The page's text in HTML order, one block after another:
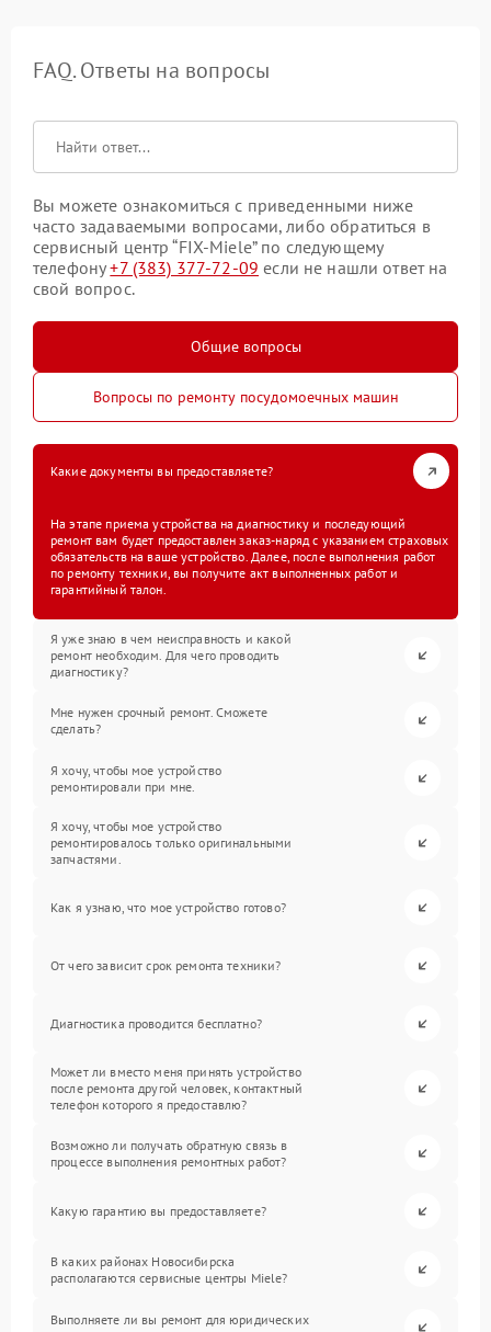
FAQ. Ответы на вопросы
Вы можете ознакомиться с приведенными ниже
часто задаваемыми вопросами, либо обратиться в
сервисный центр “FIX-Miele” по следующему
телефону+7 (383) 377-72-09 если не нашли ответ на
свой вопрос.
Общие вопросы
Вопросы по ремонту посудомоечных машин
Какие документы вы предоставляете?
На этапе приема устройства на диагностику и последующий
ремонт вам будет предоставлен заказ-наряд с указанием страховых
обязательств на ваше устройство. Далее, после выполнения работ
по ремонту техники, вы получите акт выполненных работ и
гарантийный талон.
Я уже знаю в чем неисправность и какой
ремонт необходим. Для чего проводить
диагностику?
Мне нужен срочный ремонт. Сможете
сделать?
Я хочу, чтобы мое устройство
ремонтировали при мне.
Я хочу, чтобы мое устройство
ремонтировалось только оригинальными
запчастями.
Как я узнаю, что мое устройство готово?
От чего зависит срок ремонта техники?
Диагностика проводится бесплатно?
Может ли вместо меня принять устройство
после ремонта другой человек, контактный
телефон которого я предоставлю?
Возможно ли получать обратную связь в
процессе выполнения ремонтных работ?
Какую гарантию вы предоставляете?
В каких районах Новосибирска
располагаются сервисные центры Miele?
Выполняете ли вы ремонт для юридических